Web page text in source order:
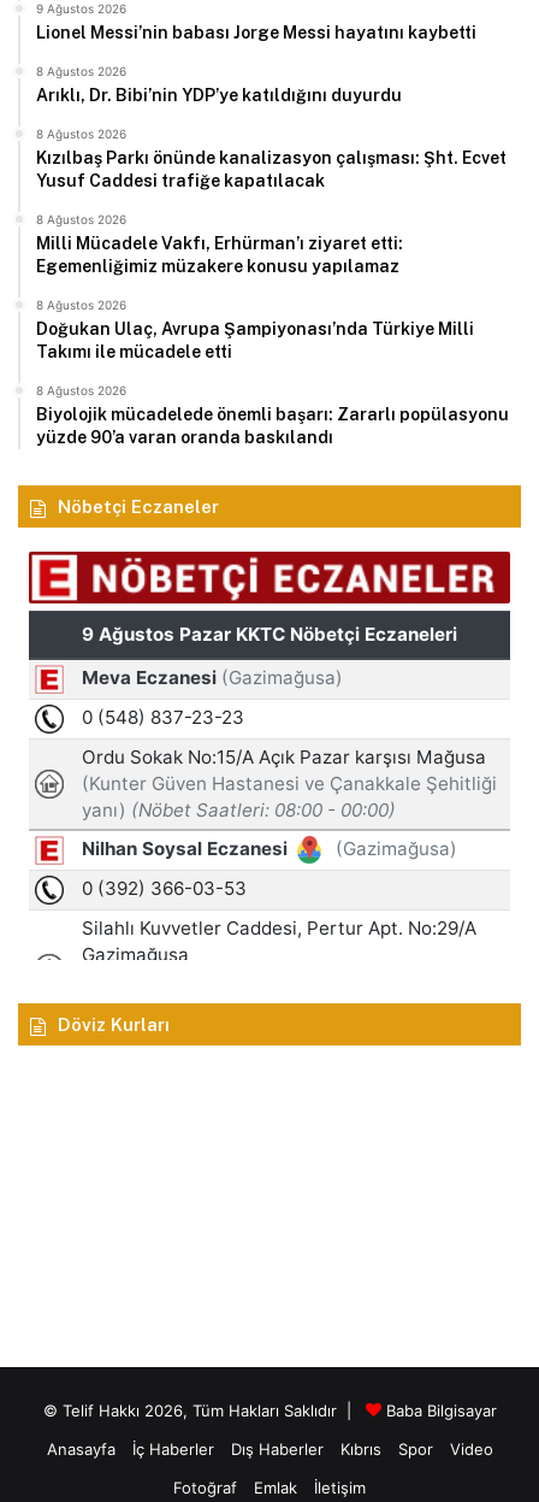
9 Ağustos 2026
Lionel Messi’nin babası Jorge Messi hayatını kaybetti
8 Ağustos 2026
Arıklı, Dr. Bibi’nin YDP’ye katıldığını duyurdu
8 Ağustos 2026
Kızılbaş Parkı önünde kanalizasyon çalışması: Şht. Ecvet
Yusuf Caddesi trafiğe kapatılacak
8 Ağustos 2026
Milli Mücadele Vakfı, Erhürman’ı ziyaret etti:
Egemenliğimiz müzakere konusu yapılamaz
8 Ağustos 2026
Doğukan Ulaç, Avrupa Şampiyonası’nda Türkiye Milli
Takımı ile mücadele etti
8 Ağustos 2026
Biyolojik mücadelede önemli başarı: Zararlı popülasyonu
yüzde 90’a varan oranda baskılandı
Nöbetçi Eczaneler
Döviz Kurları
© Telif Hakkı 2026, Tüm Hakları Saklıdır |
Baba Bilgisayar
Anasayfa
İç Haberler Dış Haberler Kıbrıs Spor
Video
Fotoğraf
Emlak İletişim